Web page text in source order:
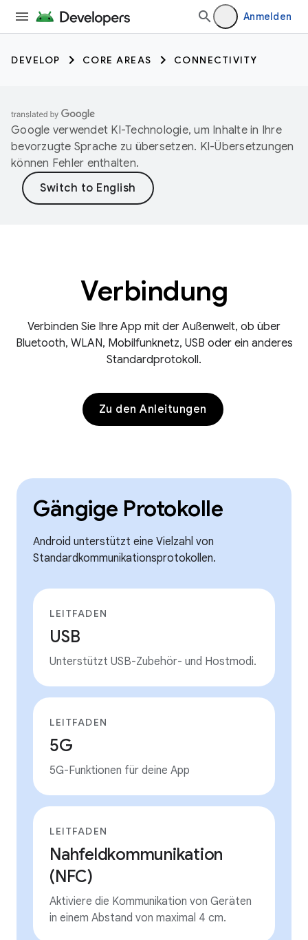
Anmelden
DEVELOP CORE AREAS CONNECTIVITY
Google verwendet KI-Technologie, um Inhalte in Ihre
bevorzugte Sprache zu übersetzen. KI-Übersetzungen
können Fehler enthalten.
Verbindung
Verbinden Sie Ihre App mit der Außenwelt, ob über
Bluetooth, WLAN, Mobilfunknetz, USB oder ein anderes
Standardprotokoll.
Zu den Anleitungen
Gängige Protokolle
Android unterstützt eine Vielzahl von
Standardkommunikationsprotokollen.
LEITFADEN
USB
Unterstützt USB-Zubehör- und Hostmodi.
LEITFADEN
5G
5G-Funktionen für deine App
LEITFADEN
Nahfeldkommunikation
(NFC)
Aktiviere die Kommunikation von Geräten
in einem Abstand von maximal 4 cm.